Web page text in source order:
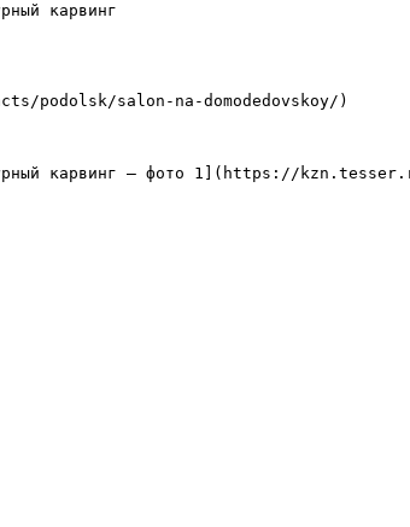
карвинг
podolsk/salon-na-domodedovskoy/)
карвинг — фото 1](https://